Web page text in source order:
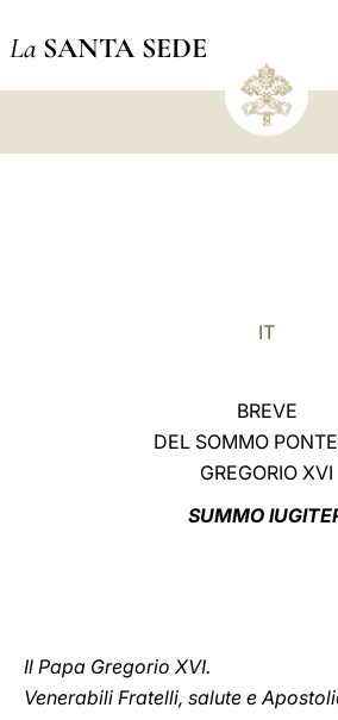
La SANTA SEDE
IT
BREVE
DEL SOMMO
GREGORIO XVI
SUMMO
Il Papa Gregorio XVI.
Venerabili Fratelli, salute e